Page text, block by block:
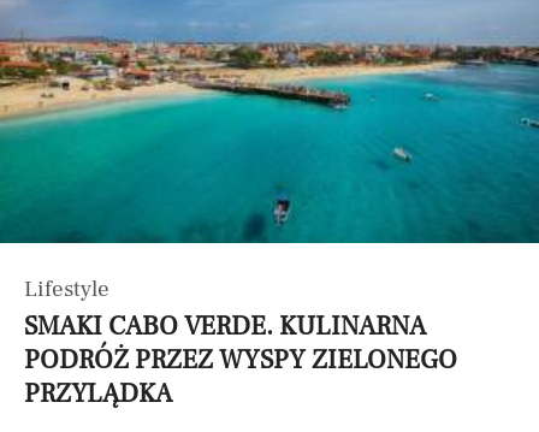
Lifestyle
SMAKI CABO VERDE. KULINARNA
PODRÓŻ PRZEZ WYSPY ZIELONEGO
PRZYLĄDKA